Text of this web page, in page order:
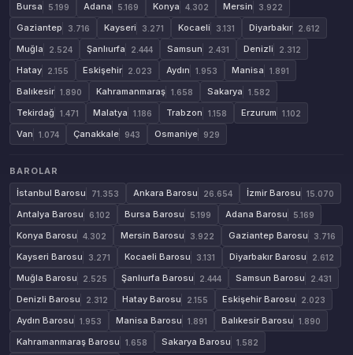
Bursa 5.199 Adana 5.169 Konya 4.302 Mersin 3.922
Gaziantep 3.716 Kayseri 3.271 Kocaeli 3.131 Diyarbakır 2.612
Muğla 2.524 Şanlıurfa 2.444 Samsun 2.431 Denizli 2.312
Hatay 2.155 Eskişehir 2.023 Aydın 1.953 Manisa 1.891
Balıkesir 1.890 Kahramanmaraş 1.658 Sakarya 1.582
Tekirdağ 1.471 Malatya 1.186 Trabzon 1.158 Erzurum 1.102
Van 1.074 Çanakkale 943 Osmaniye 929
BAROLAR
İstanbul Barosu
71.353 Ankara Barosu 26.654 İzmir Barosu 15.070
Antalya Barosu 6.102 Bursa Barosu 5.199 Adana Barosu 5.169
Konya Barosu 4.302 Mersin Barosu 3.922 Gaziantep Barosu 3.716
Kayseri Barosu 3.271 Kocaeli Barosu 3.131 Diyarbakır Barosu 2.612
Muğla Barosu 2.525 Şanlıurfa Barosu 2.444 Samsun Barosu 2.431
Denizli Barosu 2.312 Hatay Barosu 2.155 Eskişehir Barosu 2.023
Aydın Barosu 1.953 Manisa Barosu 1.891 Balıkesir Barosu 1.890
Kahramanmaraş Barosu 1.658 Sakarya Barosu 1.582